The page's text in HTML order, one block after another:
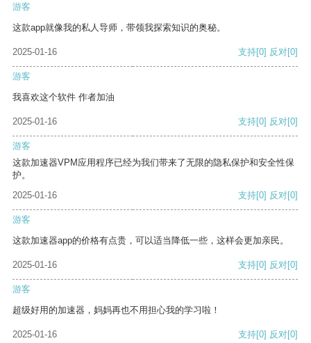
游客
这款app就像我的私人导师，带领我探索知识的奥秘。
2025-01-16 支持[0] 反对[0]
游客
我喜欢这个软件 作者加油
2025-01-16 支持[0] 反对[0]
游客
这款加速器VPM应用程序已经为我们带来了无限的隐私保护和安全性保
护。
2025-01-16
支持[0] 反对[0]
游客
这款加速器app的价格有点贵，可以适当降低一些，这样会更加亲民。
2025-01-16 支持[0] 反对[0]
游客
超级好用的加速器，妈妈再也不用担心我的学习啦！
2025-01-16 支持[0] 反对[0]